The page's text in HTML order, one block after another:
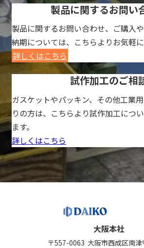
製品に関するお問い
製品に関するお問い合わせ、ご購入
納期については、こちらよりお気軽
詳しくはこちら
試作加工のご相
ガスケットやパッキン、その他工業
りの方は、こちらより試作加工につ
ます。
詳しくはこちら
大阪本社
〒557-0063 大阪市西成区南